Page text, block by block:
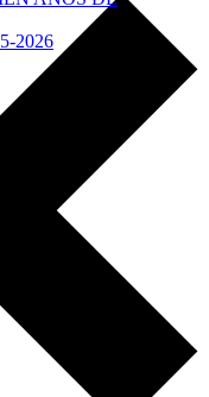
2026